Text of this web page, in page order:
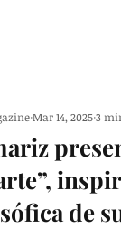
de
Mar 14, 20253